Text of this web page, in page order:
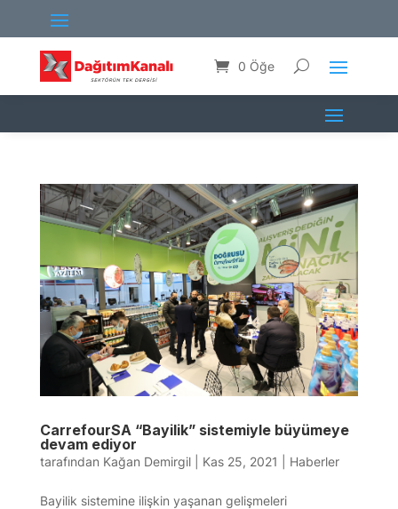
0 Öğe
CarrefourSA “Bayilik” sistemiyle büyümeye
devam ediyor
tarafından Kağan Demirgil| Kas 25, 2021 Haberler
Bayilik sistemine ilişkin yaşanan gelişmeleri